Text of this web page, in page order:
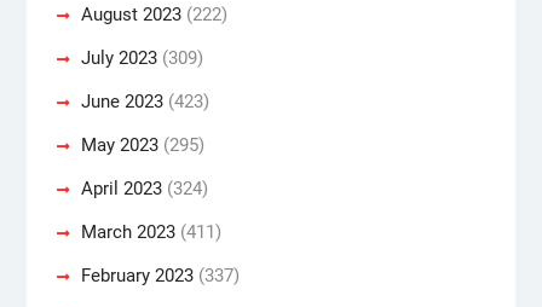
August 2023(222)
July 2023(309)
June 2023(423)
May 2023(295)
April 2023(324)
March 2023(411)
February 2023(337)